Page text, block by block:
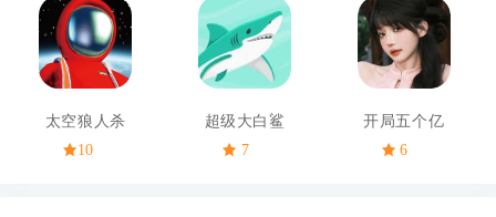
太空狼人杀
10
超级大白鲨
7
开局五个亿
6